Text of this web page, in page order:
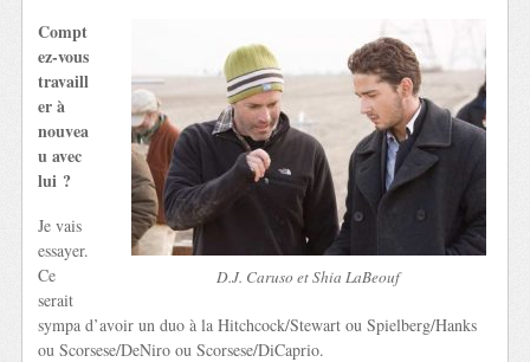
D.J. Caruso et Shia LaBeouf
Compt
ez-vous
travaill
er à
nouvea
u avec
lui ?
Je vais
essayer.
Ce
serait
sympa d’avoir un duo à la Hitchcock/Stewart ou Spielberg/Hanks
ou Scorsese/DeNiro ou Scorsese/DiCaprio.